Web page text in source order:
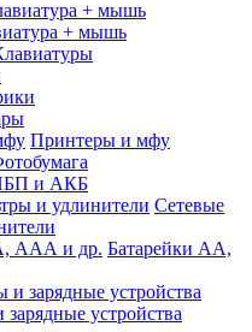
+ мышь
Принтеры и мфу
и АКБ
Сетевые
Батарейки АА,
устройства